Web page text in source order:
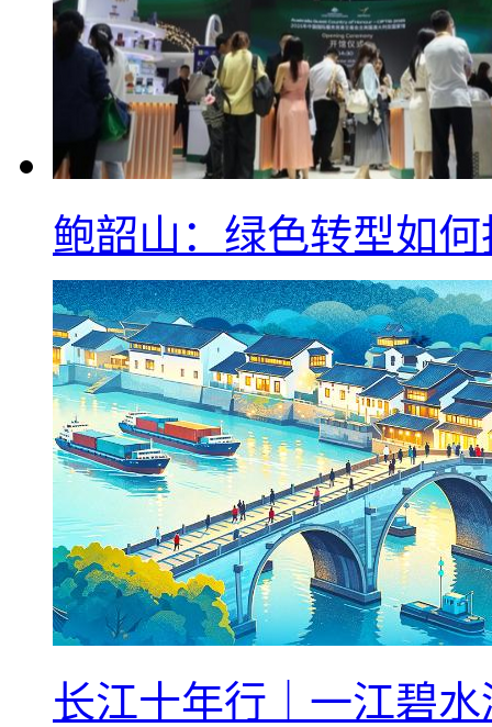
鲍韶山：绿色转型如
长江十年行｜一江碧